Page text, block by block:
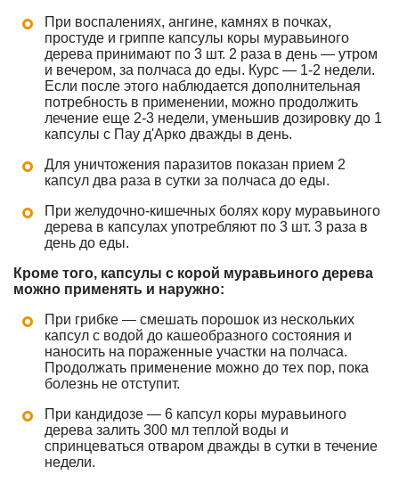
При воспалениях, ангине, камнях в почках,
простуде и гриппе капсулы коры муравьиного
дерева принимают по 3 шт. 2 раза в день — утром
и вечером, за полчаса до еды. Курс — 1-2 недели.
Если после этого наблюдается дополнительная
потребность в применении, можно продолжить
лечение еще 2-3 недели, уменьшив дозировку до 1
капсулы с Пау д'Арко дважды в день.
Для уничтожения паразитов показан прием 2
капсул два раза в сутки за полчаса до еды.
При желудочно-кишечных болях кору муравьиного
дерева в капсулах употребляют по 3 шт. 3 раза в
день до еды.
Кроме того, капсулы с корой муравьиного дерева
можно применять и наружно:
При грибке — смешать порошок из нескольких
капсул с водой до кашеобразного состояния и
наносить на пораженные участки на полчаса.
Продолжать применение можно до тех пор, пока
болезнь не отступит.
При кандидозе — 6 капсул коры муравьиного
дерева залить 300 мл теплой воды и
спринцеваться отваром дважды в сутки в течение
недели.